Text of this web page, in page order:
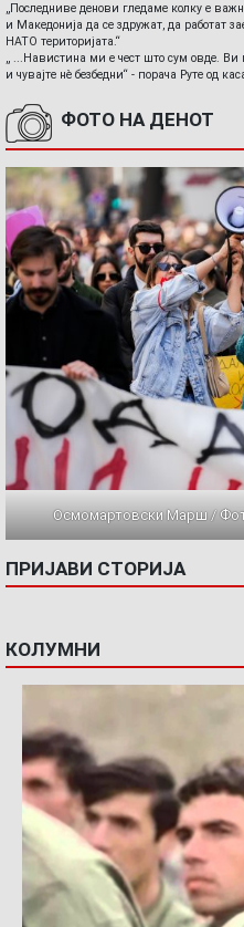
„Последниве денови гледаме колку е
и Македонија да се здружат, да работат
НАТО територијата.“
„ ...Навистина ми е чест што сум овде. Ви
и чувајте нè безбедни“ - порача Руте од
ФОТО НА ДЕНОТ
Осмомартовски Марш /
ПРИЈАВИ СТОРИЈА
КОЛУМНИ